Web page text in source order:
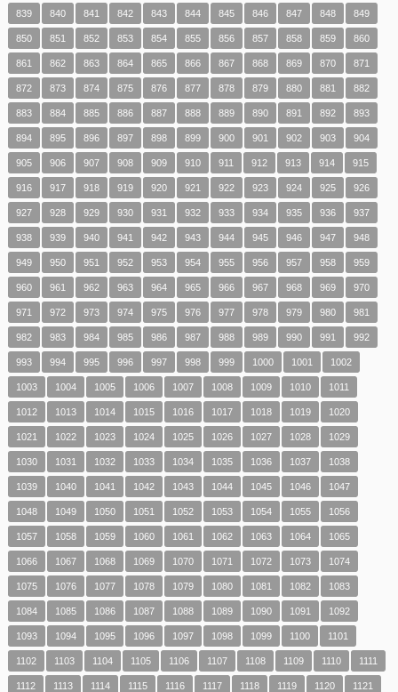
839 840 841 842 843 844 845 846 847 848 849
850 851 852 853 854 855 856 857 858 859 860
861 862 863 864 865 866 867 868 869 870 871
872 873 874 875 876 877 878 879 880 881 882
883 884 885 886 887 888 889 890 891 892 893
894 895 896 897 898 899 900 901 902 903 904
905 906 907 908 909 910 911 912 913 914 915
916 917 918 919 920 921 922 923 924 925 926
927 928 929 930 931 932 933 934 935 936 937
938 939 940 941 942 943 944 945 946 947 948
949 950 951 952 953 954 955 956 957 958 959
960 961 962 963 964 965 966 967 968 969 970
971 972 973 974 975 976 977 978 979 980 981
982 983 984 985 986 987 988 989 990 991 992
993 994 995 996 997 998 999 1000 1001 1002
1003 1004 1005 1006 1007 1008 1009 1010 1011
1012 1013 1014 1015 1016 1017 1018 1019 1020
1021 1022 1023 1024 1025 1026 1027 1028 1029
1030 1031 1032 1033 1034 1035 1036 1037 1038
1039 1040 1041 1042 1043 1044 1045 1046 1047
1048 1049 1050 1051 1052 1053 1054 1055 1056
1057 1058 1059 1060 1061 1062 1063 1064 1065
1066 1067 1068 1069 1070 1071 1072 1073 1074
1075 1076 1077 1078 1079 1080 1081 1082 1083
1084 1085 1086 1087 1088 1089 1090 1091 1092
1093 1094 1095 1096 1097 1098 1099 1100 1101
1102 1103 1104 1105 1106 1107 1108 1109 1110 1111
1112 1113 1114 1115 1116 1117 1118 1119 1120 1121